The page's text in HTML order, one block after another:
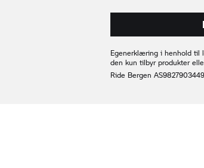
Egenerklæring i henhold til
den kun tilbyr produkter
Ride Bergen AS982790344